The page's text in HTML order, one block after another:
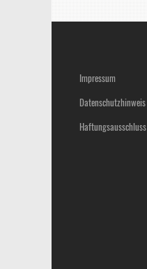
Impressum
Datenschutzhinweis
Haftungsausschluss